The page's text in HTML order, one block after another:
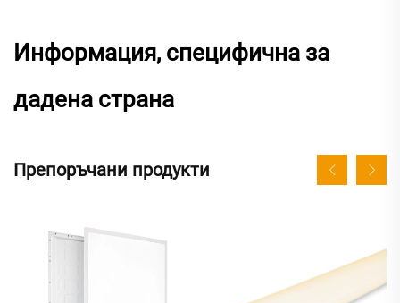
Информация, специфична за
дадена страна
Препоръчани продукти